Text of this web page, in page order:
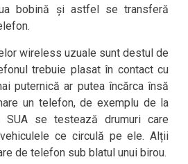
bobină și astfel se transferă
wireless uzuale sunt destul de
trebuie plasat în contact cu
puternică ar putea încărca însă
un telefon, de exemplu de la
SUA se testează drumuri care
ce circulă pe ele. Alții
de telefon sub blatul unui birou.